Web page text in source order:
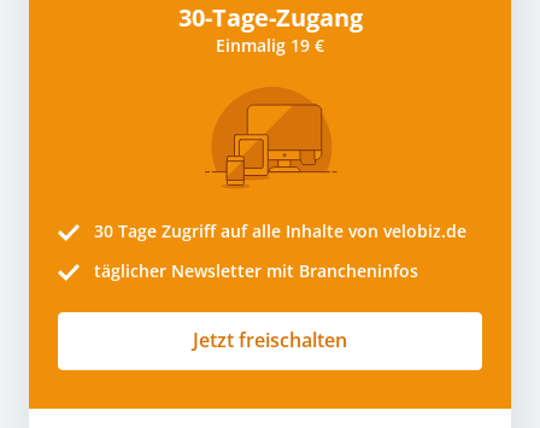
30-Tage-Zugang
Einmalig 19 €
30 Tage Zugriff auf alle Inhalte von velobiz.de
täglicher Newsletter mit Brancheninfos
Jetzt freischalten